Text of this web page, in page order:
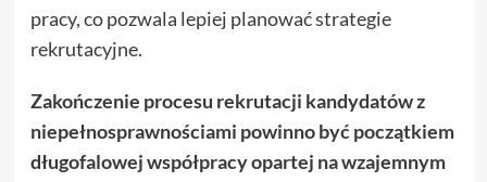
pracy, co pozwala lepiej planować strategie
rekrutacyjne.
Zakończenie procesu rekrutacji kandydatów z
niepełnosprawnościami powinno być początkiem
długofalowej współpracy opartej na wzajemnym